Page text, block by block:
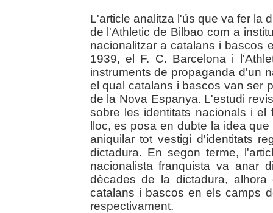
L'article analitza l'ús que va fer la
de l'Athletic de Bilbao com a
nacionalitzar a catalans i bascos
1939, el F. C. Barcelona i
instruments de propaganda d'un
el qual catalans i bascos van ser
de la Nova Espanya. L'estudi
sobre les identitats nacionals i el
lloc, es posa en dubte la idea
aniquilar tot vestigi d'identitats
dictadura. En segon terme,
nacionalista franquista va anar
dècades de la dictadura, alhora
catalans i bascos en els camps
respectivament.